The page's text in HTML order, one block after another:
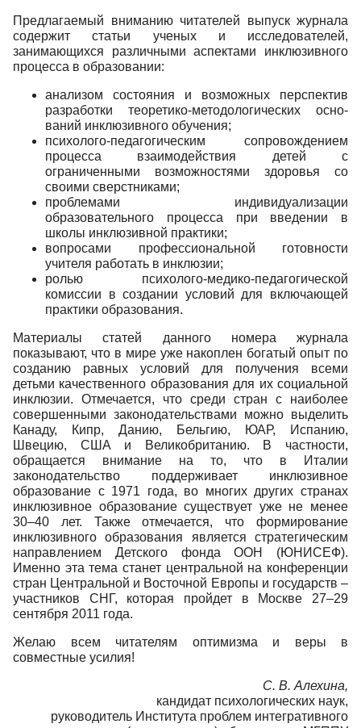
Предлагаемый вниманию читателей выпуск журнала
содержит статьи ученых и исследовате­лей,
занимающихся различными аспектами инклюзивного
процесса в образовании:
анализом состояния и возможных перспектив
разработки теоретико-методологических осно­
ваний инклюзивного обучения;
психолого-педагогическим сопровождением
процесса взаимодействия детей с
ограниченными возможностями здоровья со
своими сверстниками;
проблемами индивидуализации
образовательного процесса при введении в
школы инклюзив­ной практики;
вопросами профессиональной готовности
учителя работать в инклюзии;
ролью психолого-медико-педагогической
комиссии в создании условий для включающей
прак­тики образования.
Материалы статей данного номера журнала
показывают, что в мире уже накоплен богатый опыт по
созданию равных условий для получения всеми
детьми качественного образования для их со­циальной
инклюзии. Отмечается, что среди стран с наиболее
совершенными законодательствами можно выделить
Канаду, Кипр, Данию, Бельгию, ЮАР, Испанию,
Швецию, США и Великобританию. В частности,
обращается внимание на то, что в Италии
законодательство поддерживает инклюзив­ное
образование с 1971 года, во многих других странах
инклюзивное образование существует уже не менее
30–40 лет. Также отмечается, что формирование
инклюзивного образования является стратегическим
направлением Детского фонда ООН (ЮНИСЕФ).
Именно эта тема станет централь­ной на конференции
стран Центральной и Восточной Европы и государств –
участников СНГ, кото­рая пройдет в Москве 27–29
сентября 2011 года.
Желаю всем читателям оптимизма и веры в
совместные усилия!
С. В. Алехина,
кандидат психологических наук,
руководитель Института проблем интегративного